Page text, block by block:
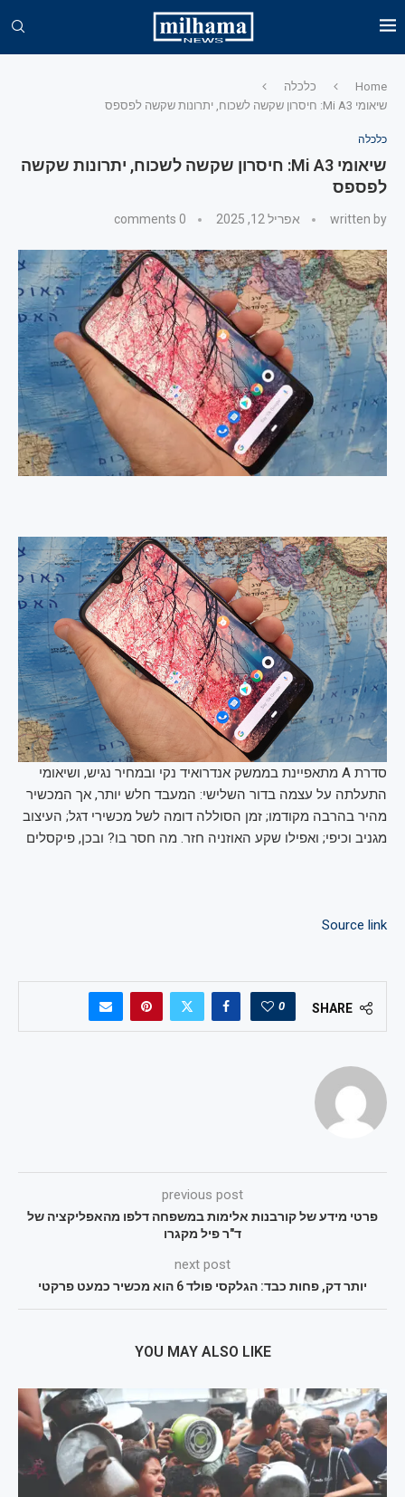
Home
כלכלה
שיאומי Mi A3: חיסרון שקשה לשכוח, יתרונות שקשה לפספס
כלכלה
שיאומי Mi A3: חיסרון שקשה לשכוח, יתרונות שקשה
לפספס
written by אפריל 12, 2025 0 comments
סדרת A מתאפיינת בממשק אנדרואיד נקי ובמחיר נגיש, ושיאומי
התעלתה על עצמה בדור השלישי: המעבד חלש יותר, אך המכשיר
מהיר בהרבה מקודמו; זמן הסוללה דומה לשל מכשירי דגל; העיצוב
מגניב וכיפי; ואפילו שקע האוזניה חזר. מה חסר בו? ובכן, פיקסלים
Source link
SHARE
0
previous post
פרטי מידע של קורבנות אלימות במשפחה דלפו מהאפליקציה של
ד"ר פיל מקגרו
next post
יותר דק, פחות כבד: הגלקסי פולד 6 הוא מכשיר כמעט פרקטי
YOU MAY ALSO LIKE